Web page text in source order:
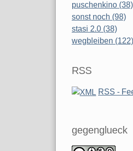
puschenkino (38)
sonst noch (98)
stasi 2.0 (38)
wegbleiben (122)
RSS
RSS -
gegenglueck